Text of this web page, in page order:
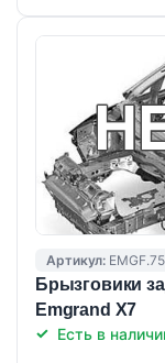
Артикул:
Брызговики
Emgrand X7
Есть в